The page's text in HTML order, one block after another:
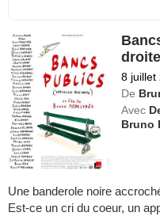
8 juillet
De
Avec
Bruno
Une banderole noire
Est-ce un cri du coeur, un